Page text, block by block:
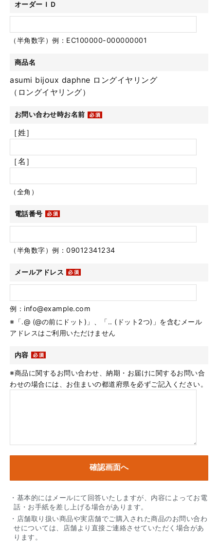
オーダーＩＤ
（半角数字）例：EC100000-000000001
商品名
asumi bijoux daphne ロングイヤリング
（ロングイヤリング）
お問い合わせ時お名前
［姓］
［名］
（全角）
電話番号
（半角数字）例：09012341234
メールアドレス
例：info@example.com
※「.@ (@の前にドット)」、「.. (ドット2つ)」を含むメール
アドレスはご利用いただけません
内容
※商品に関するお問い合わせ、納期・お届けに関するお問い合
わせの場合には、お住まいの都道府県を必ずご記入ください。
・基本的にはメールにて回答いたしますが、内容によってお電
話・お手紙を差し上げる場合があります。
・店舗取り扱い商品や実店舗でご購入された商品のお問い合わ
せについては、店舗より直接ご連絡させていただく場合があ
ります。